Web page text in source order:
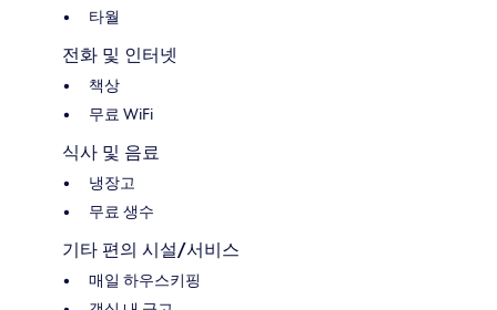
타월
전화 및 인터넷
책상
무료 WiFi
식사 및 음료
냉장고
무료 생수
기타 편의 시설/서비스
매일 하우스키핑